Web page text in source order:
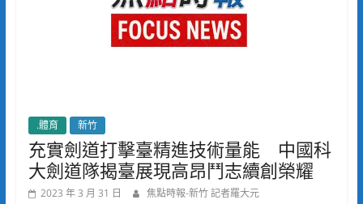
.體育 新竹
充實劍道打擊臺精進技術量能 中國科
大劍道隊揭臺展現高昂鬥志續創榮耀
2023 年 3 月 31 日 焦點時報-新竹 記者羅大元